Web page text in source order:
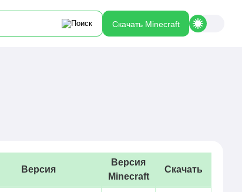
Скачать Minecraft
Версия
Версия
Minecraft
Скачать